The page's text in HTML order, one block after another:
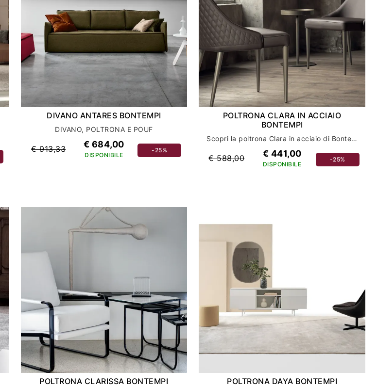
DIVANO ANTARES BONTEMPI
DIVANO, POLTRONA E POUF
€ 913,33 € 684,00
DISPONIBILE
-25%
POLTRONA CLARA IN ACCIAIO
BONTEMPI
Scopri la poltrona Clara in acciaio di Bontempi: eleganza e comfort per il tuo salotto
€ 588,00 € 441,00
DISPONIBILE
-25%
POLTRONA CLARISSA BONTEMPI POLTRONA DAYA BONTEMPI